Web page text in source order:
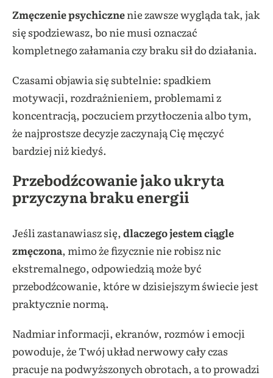
Zmęczenie psychicznenie zawsze wygląda tak, jak
się spodziewasz, bo nie musi oznaczać
kompletnego załamania czy braku sił do działania.
Czasami objawia się subtelnie: spadkiem
motywacji, rozdrażnieniem, problemami z
koncentracją, poczuciem przytłoczenia albo tym,
że najprostsze decyzje zaczynają Cię męczyć
bardziej niż kiedyś.
Przebodźcowanie jako ukryta
przyczyna braku energii
Jeśli zastanawiasz się,dlaczego jestem ciągle
zmęczona, mimo że fizycznie nie robisz nic
ekstremalnego, odpowiedzią może być
przebodźcowanie, które w dzisiejszym świecie jest
praktycznie normą.
Nadmiar informacji, ekranów, rozmów i emocji
powoduje, że Twój układ nerwowy cały czas
pracuje na podwyższonych obrotach, a to prowadzi